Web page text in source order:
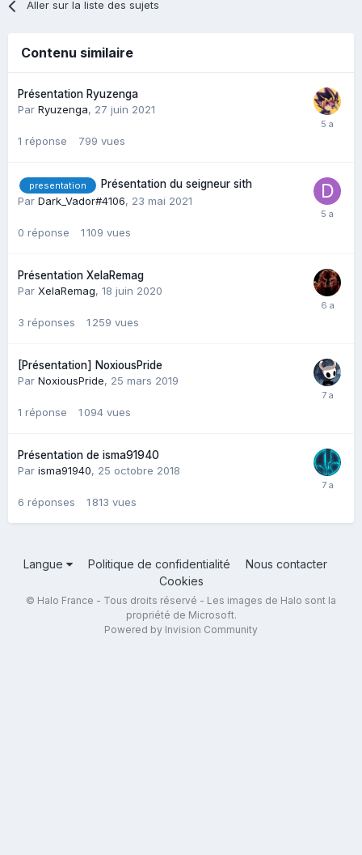
Aller sur la liste des sujets
Contenu similaire
Présentation Ryuzenga
Par Ryuzenga, 27 juin 2021
1 réponse 799 vues
presentation
Présentation du seigneur sith
Par Dark_Vador#4106, 23 mai 2021
0 réponse 1 109 vues
Présentation XelaRemag
Par XelaRemag, 18 juin 2020
3 réponses 1 259 vues
[Présentation] NoxiousPride
Par NoxiousPride, 25 mars 2019
1 réponse 1 094 vues
Présentation de isma91940
Par isma91940, 25 octobre 2018
6 réponses 1 813 vues
Langue Politique de confidentialité
Nous contacter
Cookies
© Halo France - Tous droits réservé - Les images de Halo sont la
propriété de Microsoft.
Powered by Invision Community